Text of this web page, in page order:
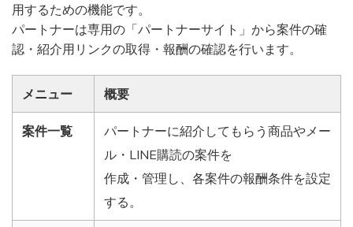
用するための機能です。
パートナーは専用の「パートナーサイト」から案件の確
認・紹介用リンクの取得・報酬の確認を行います。
メニュー 概要
案件一覧
パートナーに紹介してもらう商品やメー
ル・LINE購読の案件を
作成・管理し、各案件の報酬条件を設定
する。